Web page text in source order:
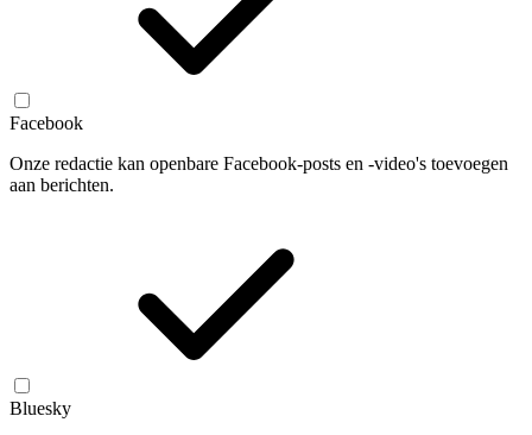
Facebook
Onze redactie kan openbare Facebook-posts en -video's toevoegen
aan berichten.
Bluesky